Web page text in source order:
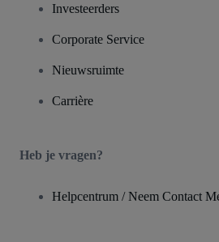
Investeerders
Corporate Service
Nieuwsruimte
Carrière
Heb je vragen?
Helpcentrum / Neem Contact